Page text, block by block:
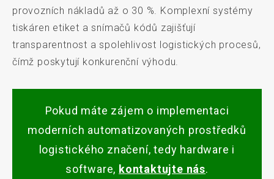
provozních nákladů až o 30 %. Komplexní systémy
tiskáren etiket a snímačů kódů zajišťují
transparentnost a spolehlivost logistických procesů,
čímž poskytují konkurenční výhodu.
Pokud máte zájem o implementaci
moderních automatizovaných prostředků
logistického značení, tedy hardware i
software, kontaktujte nás.